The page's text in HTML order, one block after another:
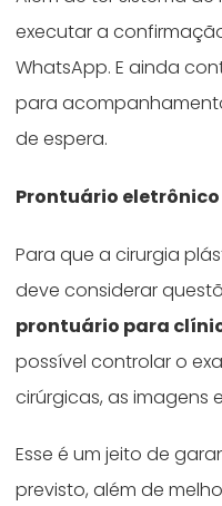
executar a
WhatsApp. E ainda
para
de espera.
Prontuário eletrônico
Para que a cirurgia
deve considerar
prontuário para
possível controlar o
cirúrgicas, as imagens
Esse é um jeito de
previsto, além de